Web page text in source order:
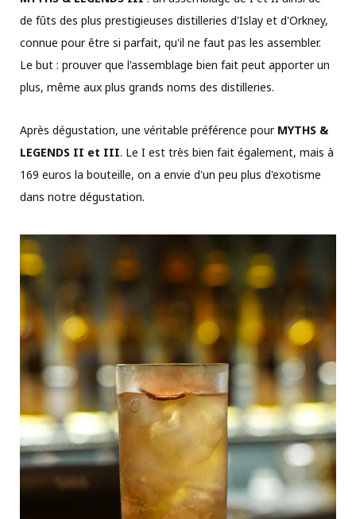
de fûts des plus prestigieuses distilleries d'Islay et d'Orkney,
connue pour être si parfait, qu'il ne faut pas les assembler.
Le but : prouver que l'assemblage bien fait peut apporter un
plus, même aux plus grands noms des distilleries.
Après dégustation, une véritable préférence pour MYTHS &
LEGENDS II et III. Le I est très bien fait également, mais à
169 euros la bouteille, on a envie d'un peu plus d'exotisme
dans notre dégustation.